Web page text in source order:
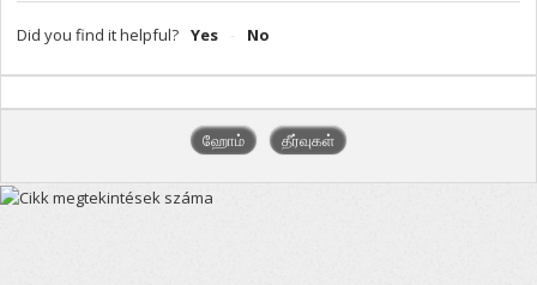
Did you find it helpful? Yes No
ஹோம் தீர்வுகள்